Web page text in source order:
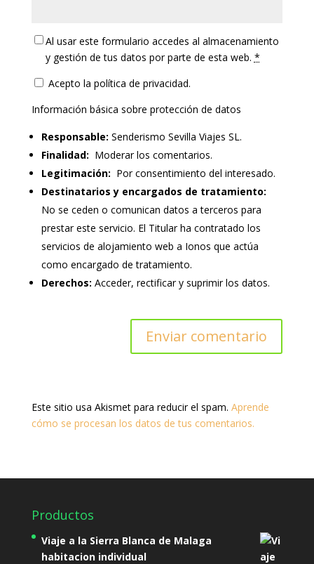
Al usar este formulario accedes al almacenamiento
y gestión de tus datos por parte de esta web. *
Acepto la política de privacidad.
Información básica sobre protección de datos
Responsable: Senderismo Sevilla Viajes SL.
Finalidad: Moderar los comentarios.
Legitimación: Por consentimiento del interesado.
Destinatarios y encargados de tratamiento:
No se ceden o comunican datos a terceros para
prestar este servicio. El Titular ha contratado los
servicios de alojamiento web a Ionos que actúa
como encargado de tratamiento.
Derechos: Acceder, rectificar y suprimir los datos.
Este sitio usa Akismet para reducir el spam. Aprende
cómo se procesan los datos de tus comentarios.
Productos
Viaje a la Sierra Blanca de Malaga
habitacion individual